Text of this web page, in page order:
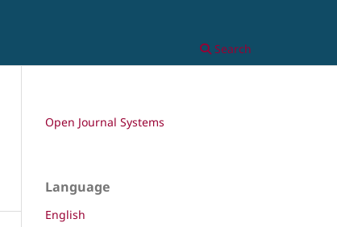
Search
Open Journal Systems
Language
English